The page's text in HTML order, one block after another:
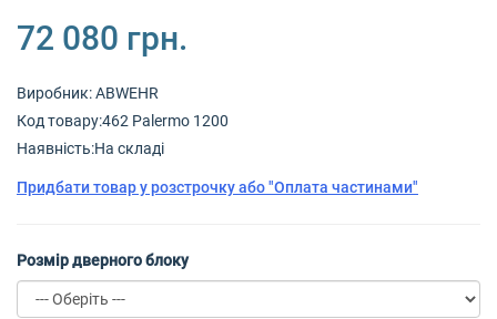
72 080 грн.
Виробник:ABWEHR
Код товару:462 Palermo 1200
Наявність:На складі
Придбати товар у розстрочку або "Оплата частинами"
Розмір дверного блоку